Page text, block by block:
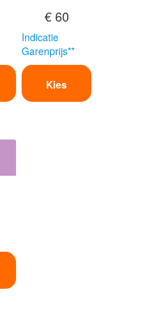
€ 60
Indicatie
Garenprijs**
Kies